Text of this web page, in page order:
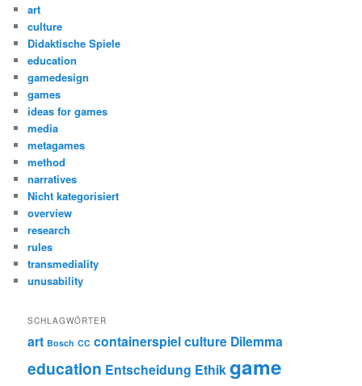
art
culture
Didaktische Spiele
education
gamedesign
games
ideas for games
media
metagames
method
narratives
Nicht kategorisiert
overview
research
rules
transmediality
unusability
SCHLAGWÖRTER
art Bosch CC containerspielculture Dilemma
education Entscheidung Ethikgame